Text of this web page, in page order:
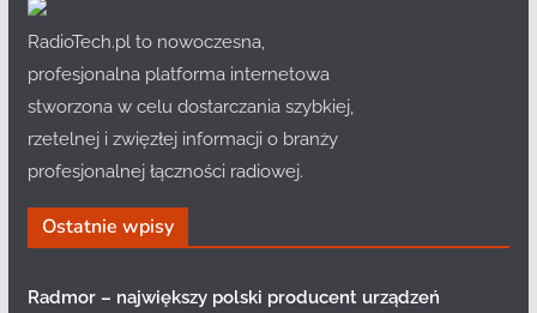
RadioTech.pl to nowoczesna,
profesjonalna platforma internetowa
stworzona w celu dostarczania szybkiej,
rzetelnej i zwięzłej informacji o branży
profesjonalnej łączności radiowej.
Ostatnie wpisy
Radmor – największy polski producent urządzeń